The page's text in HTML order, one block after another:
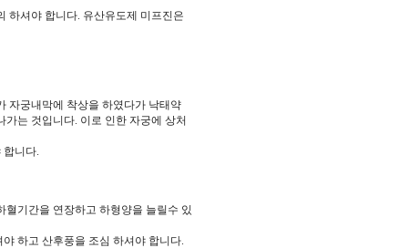
하셔야 합니다. 유산유도제 미프진은
자궁내막에 착상을 하였다가 낙태약
는 것입니다. 이로 인한 자궁에 상처
합니다.
혈기간을 연장하고 하형양을 늘릴수 있
하고 산후풍을 조심 하셔야 합니다.